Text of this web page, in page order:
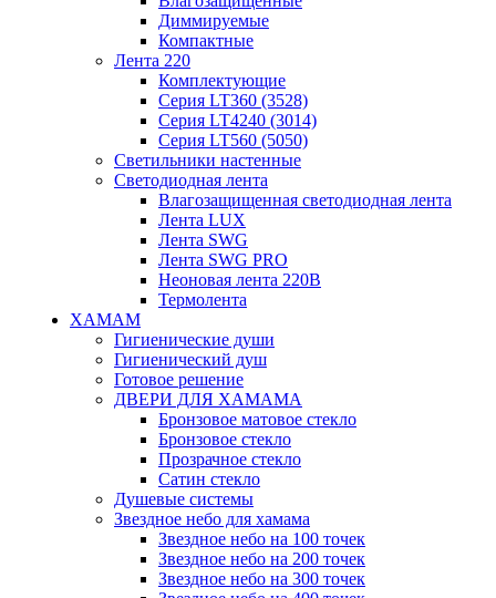
Диммируемые
Компактные
Лента 220
Комплектующие
Серия LT360 (3528)
Серия LT4240 (3014)
Серия LT560 (5050)
Светильники настенные
Светодиодная лента
Влагозащищенная светодиодная лента
Лента LUX
Лента SWG
Лента SWG PRO
Неоновая лента 220В
Термолента
ХАМАМ
Гигиенические души
Гигиенический душ
Готовое решение
ДВЕРИ ДЛЯ ХАМАМА
Бронзовое матовое стекло
Бронзовое стекло
Прозрачное стекло
Сатин стекло
Душевые системы
Звездное небо для хамама
Звездное небо на 100 точек
Звездное небо на 200 точек
Звездное небо на 300 точек